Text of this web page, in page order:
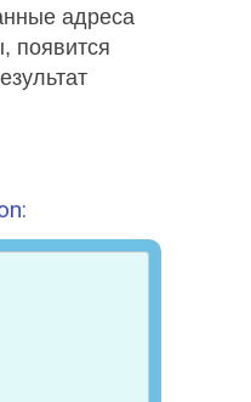
адреса
появится